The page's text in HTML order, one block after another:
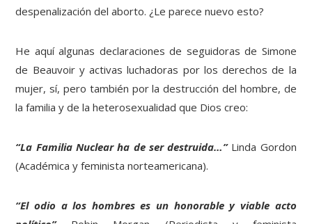
despenalización del aborto. ¿Le parece nuevo esto?
He aquí algunas declaraciones de seguidoras de Simone
de Beauvoir y activas luchadoras por los derechos de la
mujer, sí, pero también por la destrucción del hombre, de
la familia y de la heterosexualidad que Dios creo:
“La Familia Nuclear ha de ser destruida…”Linda Gordon
(Académica y feminista norteamericana).
“El odio a los hombres es un honorable y viable acto